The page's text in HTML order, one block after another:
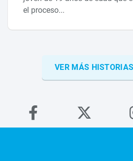
el proceso...
VER MÁS